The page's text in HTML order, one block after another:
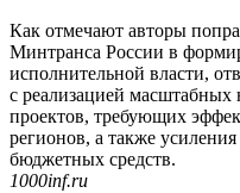
Как отмечают авторы
Минтранса России в
исполнительной власти,
с реализацией
проектов, требующих
регионов, а также
бюджетных средств.
1000inf.ru